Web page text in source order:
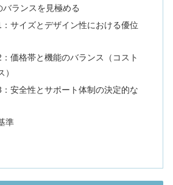
ランスを見極める
サイズとデザイン性における優位
価格帯と機能のバランス（コスト
安全性とサポート体制の決定的な
準